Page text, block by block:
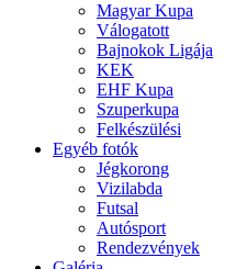
Magyar Kupa
Válogatott
Bajnokok Ligája
KEK
EHF Kupa
Szuperkupa
Felkészülési
Egyéb fotók
Jégkorong
Vizilabda
Futsal
Autósport
Rendezvények